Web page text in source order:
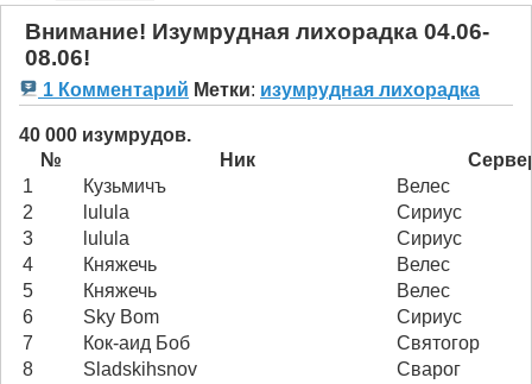
Внимание! Изумрудная лихорадка 04.06-
08.06!
1 Комментарий Метки: изумрудная лихорадка
40 000 изумрудов.
№
Ник
1
Кузьмичъ
Велес
2
lulula
Сириус
3
lulula
Сириус
4
Княжечь
Велес
5
Княжечь
Велес
6
Sky Bom
Сириус
7
Кок-аид Боб
Святогор
8
Sladskihsnov
Сварог